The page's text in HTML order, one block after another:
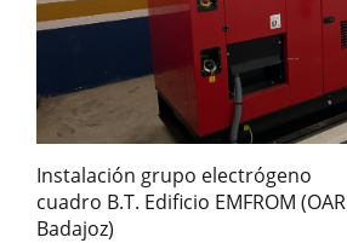
Instalación grupo electrógeno
cuadro B.T. Edificio EMFROM (OAR
Badajoz)